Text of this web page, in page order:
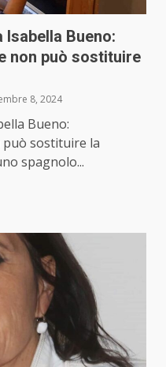
Isabella Bueno:
non può sostituire
8, 2024
Bueno:
può sostituire la
spagnolo...